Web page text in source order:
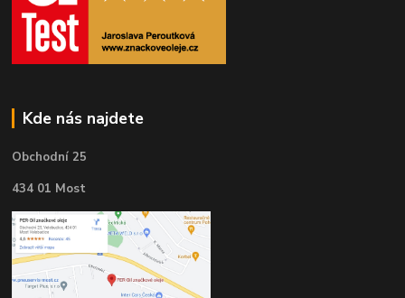
Kde nás najdete
Obchodní 25
434 01 Most